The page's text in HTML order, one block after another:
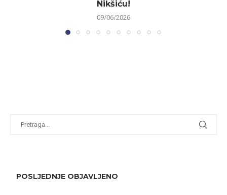
Nikšiću!
09/06/2026
POSLJEDNJE OBJAVLJENO